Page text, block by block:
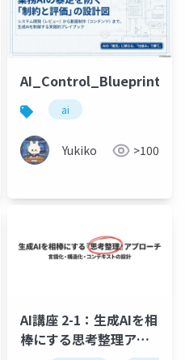
AI_Control_Blueprint
ai
Yukiko >100
AI講座 2-1：生成AIを相
棒にする思考整理アプ